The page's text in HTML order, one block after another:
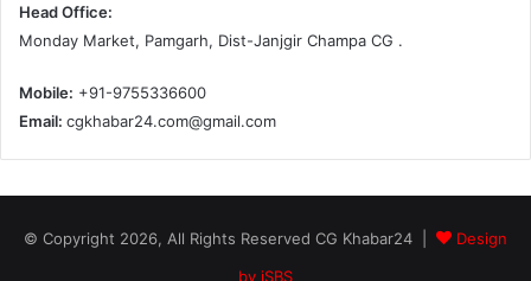
Head Office:
Monday Market, Pamgarh, Dist-Janjgir Champa CG .
Mobile: +91-9755336600
Email: cgkhabar24.com@gmail.com
© Copyright 2026, All Rights Reserved CG Khabar24 |
Design
by iSBS